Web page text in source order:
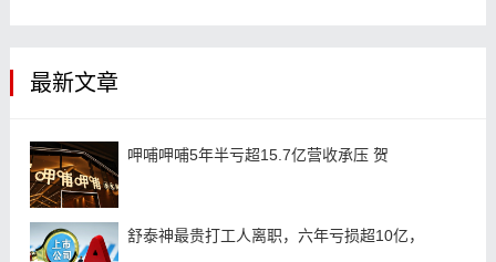
最新文章
呷哺呷哺5年半亏超15.7亿营收承压 贺
舒泰神最贵打工人离职，六年亏损超10亿，